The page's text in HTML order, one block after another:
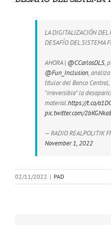
LA DIGITALIZACIÓN DEL
DESAFÍO DEL SISTEMA
AHORA | @CCarlosDLS,
@Fun_Inclusion,
titular del Banco
"irreversible" la
material.https://t.co/
pic.twitter.com/
— RADIO REALPOLITIK
November 1, 2022
02/11/2022 | PAD